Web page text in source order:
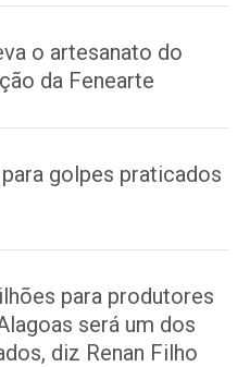
o artesanato do
da Fenearte
golpes praticados
para produtores
será um dos
diz Renan Filho